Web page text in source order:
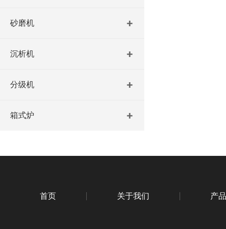
砂磨机
沉析机
分级机
箱式炉
首页 关于我们 产